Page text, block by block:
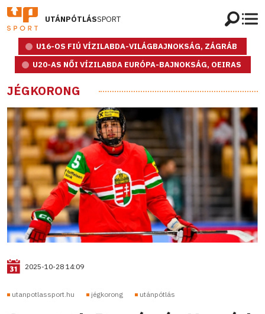
UTÁNPÓTLÁSSPORT
U16-OS FIÚ VÍZILABDA-VILÁGBAJNOKSÁG, ZÁGRÁB
U20-AS NŐI VÍZILABDA EURÓPA-BAJNOKSÁG, OEIRAS
JÉGKORONG
2025-10-28 14:09
utanpotlassport.hu jégkorong utánpótlás